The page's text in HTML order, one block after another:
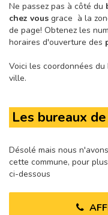
Ne passez pas à côté du
chez vous grace à la
de page! Obtenez les
horaires d'ouverture des
Voici les coordonnées
ville.
Les bureaux
Désolé mais nous
cette commune, pour
ci-dessous